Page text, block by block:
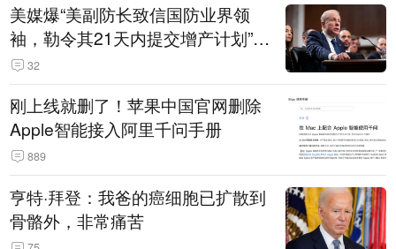
美媒爆“美副防长致信国防业界领
袖，勒令其21天内提交增产计划”，
五角大楼回应
32
刚上线就删了！苹果中国官网删除
Apple智能接入阿里千问手册
889
亨特·拜登：我爸的癌细胞已扩散到
骨骼外，非常痛苦